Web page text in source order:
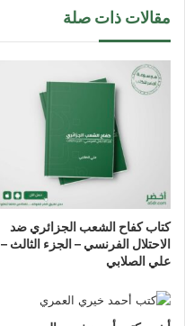
مقالات ذات صلة
كتاب كفاح الشعب الجزائري ضد
الاحتلال الفرنسي – الجزء الثالث –
علي الصلابي